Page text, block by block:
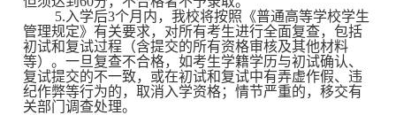
5.入学后3个月内，我校将按照《普通高等学校学生
管理规定》有关要求，对所有考生进行全面复查，包括
初试和复试过程（含提交的所有资格审核及其他材料
等）。一旦复查不合格，如考生学籍学历与初试确认、
复试提交的不一致，或在初试和复试中有弄虚作假、违
纪作弊等行为的，取消入学资格；情节严重的，移交有
关部门调查处理。